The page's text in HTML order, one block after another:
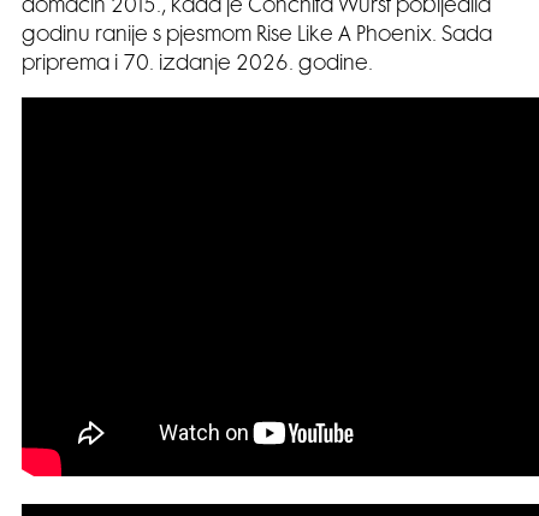
domaćin 2015., kada je Conchita Wurst pobijedila
godinu ranije s pjesmom Rise Like A Phoenix. Sada
priprema i 70. izdanje 2026. godine.